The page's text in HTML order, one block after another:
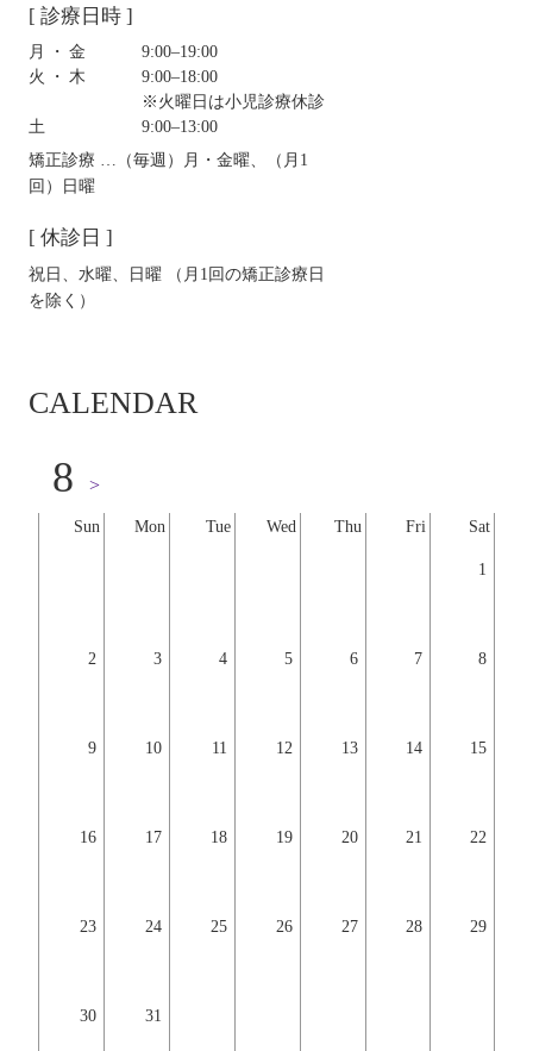
[ 診療日時 ]
月・金
9:00‒19:00
火・木
9:00‒18:00
※火曜日は小児診療休診
土
9:00‒13:00
矯正診療 …（毎週）月・金曜、（月1
回）日曜
[ 休診日 ]
祝日、水曜、日曜 （月1回の矯正診療日
を除く）
CALENDAR
Sun Mon Tue Wed Thu Fri Sat
1
2 3 4 5 6 7 8
9 10 11 12 13 14 15
16 17 18 19 20 21 22
23 24 25 26 27 28 29
30 31
8 >